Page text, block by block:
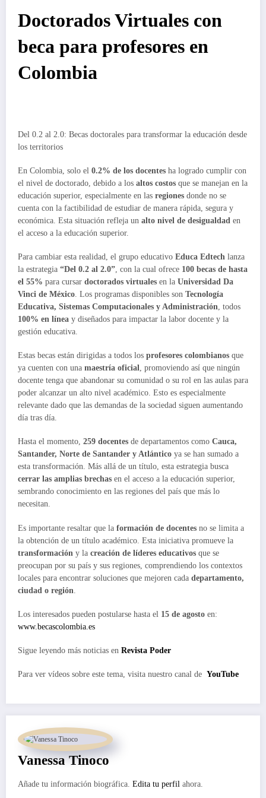
Doctorados Virtuales con
beca para profesores en
Colombia
Del 0.2 al 2.0: Becas doctorales para transformar la educación desde
los territorios
En Colombia, solo el 0.2% de los docentes ha logrado cumplir con
el nivel de doctorado, debido a los altos costos que se manejan en la
educación superior, especialmente en las regiones donde no se
cuenta con la factibilidad de estudiar de manera rápida, segura y
económica. Esta situación refleja un alto nivel de desigualdad en
el acceso a la educación superior.
Para cambiar esta realidad, el grupo educativo Educa Edtech lanza
la estrategia “Del 0.2 al 2.0”, con la cual ofrece 100 becas de hasta
el 55% para cursar doctorados virtuales en la Universidad Da
Vinci de México. Los programas disponibles son Tecnología
Educativa, Sistemas Computacionales y Administración, todos
100% en línea y diseñados para impactar la labor docente y la
gestión educativa.
Estas becas están dirigidas a todos los profesores colombianos que
ya cuenten con una maestría oficial, promoviendo así que ningún
docente tenga que abandonar su comunidad o su rol en las aulas para
poder alcanzar un alto nivel académico. Esto es especialmente
relevante dado que las demandas de la sociedad siguen aumentando
día tras día.
Hasta el momento, 259 docentes de departamentos como Cauca,
Santander, Norte de Santander y Atlántico ya se han sumado a
esta transformación. Más allá de un título, esta estrategia busca
cerrar las amplias brechas en el acceso a la educación superior,
sembrando conocimiento en las regiones del país que más lo
necesitan.
Es importante resaltar que la formación de docentes no se limita a
la obtención de un título académico. Esta iniciativa promueve la
transformación y la creación de líderes educativos que se
preocupan por su país y sus regiones, comprendiendo los contextos
locales para encontrar soluciones que mejoren cada departamento,
ciudad o región
Los interesados pueden postularse hasta el 15 de agosto en:
www.becascolombia.es
Sigue leyendo más noticias en Revista Poder
Para ver vídeos sobre este tema, visita nuestro canal de YouTube
Vanessa Tinoco
Añade tu información biográfica. Edita tu perfil ahora.